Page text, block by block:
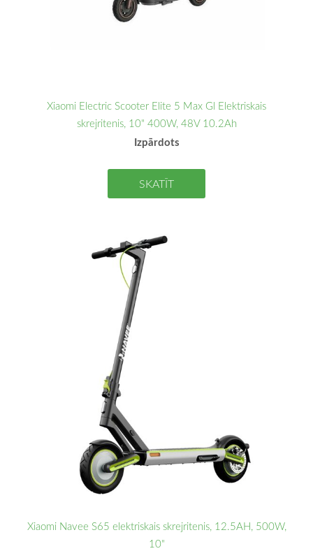
Xiaomi Electric Scooter Elite 5 Max Gl Elektriskais
skrejritenis, 10" 400W, 48V 10.2Ah
Izpārdots
SKATĪT
Xiaomi Navee S65 elektriskais skrejritenis, 12.5AH, 500W,
10"